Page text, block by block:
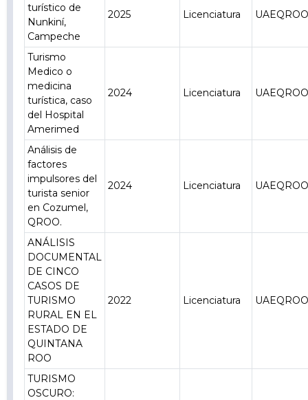
turístico de
Nunkiní,
Campeche
2025 Licenciatura
Turismo
Medico o
medicina
turística, caso
del Hospital
Amerimed
2024 Licenciatura
Análisis de
factores
impulsores del
turista senior
en Cozumel,
QROO.
2024 Licenciatura
ANÁLISIS
DOCUMENTAL
DE CINCO
CASOS DE
TURISMO
RURAL EN EL
ESTADO DE
QUINTANA
ROO
2022 Licenciatura
TURISMO
OSCURO: